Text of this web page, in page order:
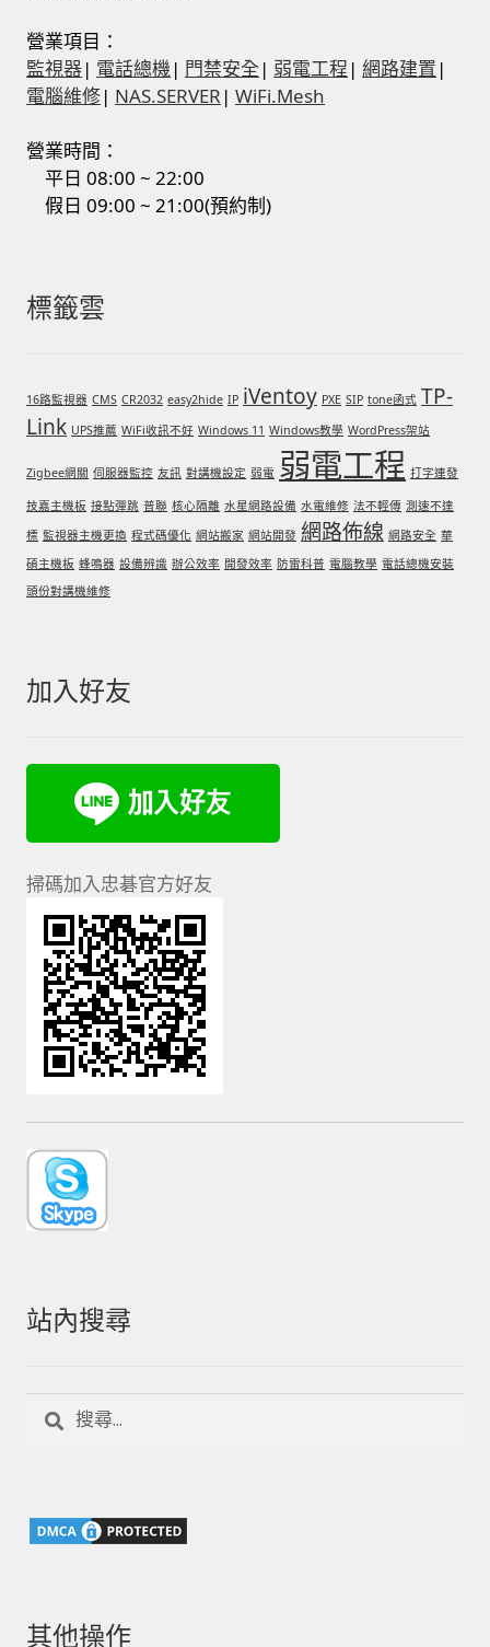
營業項目：
監視器| 電話總機| 門禁安全 | 弱電工程 |網路建置 |
電腦維修| NAS.SERVER |WiFi.Mesh
營業時間：
平日 08:00 ~ 22:00
假日 09:00 ~ 21:00(預約制)
標籤雲
16路監視器 CMS CR2032 easy2hide IP iVentoy PXE SIP tone函式 TP-
Link UPS推薦 WiFi收訊不好 Windows 11 Windows教學 WordPress架站
Zigbee網關 伺服器監控 友訊 對講機設定 弱電 弱電工程 打字連發
技嘉主機板 接點彈跳 普聯 核心隔離 水星網路設備 水電維修 法不輕傳 測速不達
標 監視器主機更換 程式碼優化 網站搬家 網站開發 網路佈線 網路安全 華
碩主機板 蜂鳴器 設備辨識 辦公效率 開發效率 防雷科普 電腦教學 電話總機安裝
頭份對講機維修
加入好友
掃碼加入忠碁官方好友
站內搜尋
字:
其他操作